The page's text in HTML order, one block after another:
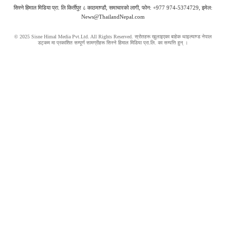
सिस्ने हिमाल मिडिया प्रा. लि किर्तीपुर ८ काठमाण्डौ, समाचारको लागी, फोन: +977 974-5374729, इमेल:
News@ThailandNepal.com
© 2025 Sisne Himal Media Pvt.Ltd. All Rights Reserved. स्रोतहरू खुलाइएका बाहेक थाइल्याण्ड नेपाल
डट्कम मा प्रकाशित सम्पूर्ण सामग्रीहरू सिस्ने हिमाल मिडिया प्रा.लि. का सम्पत्ति हुन् ।